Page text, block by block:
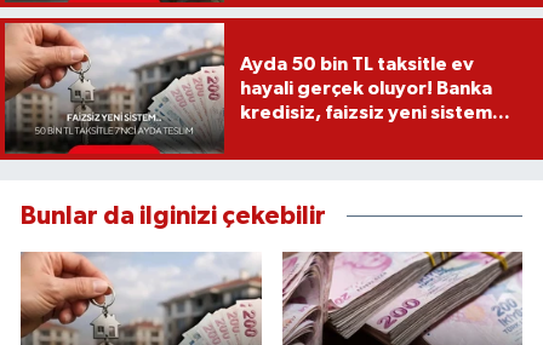
Ayda 50 bin TL taksitle ev
hayali gerçek oluyor! Banka
kredisiz, faizsiz yeni sistem...
Bunlar da ilginizi çekebilir